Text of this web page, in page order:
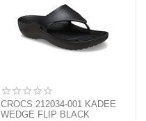
CROCS 212034-001 KADEE
WEDGE FLIP BLACK